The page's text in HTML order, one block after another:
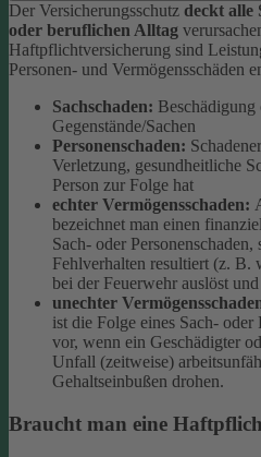
Der Versicherungsschutz deckt alle
oder beruflichen Alltag
Haftpflichtversicherung sind
Personen- und Vermögensschäden
Sachschaden:
Gegenstände/Sachen
Personenschaden:
Verletzung, gesundheitliche
Person zur Folge hat
echter Vermögensschaden:
bezeichnet man einen
Sach- oder
Fehlverhalten resultiert (z. B.
bei der Feuerwehr auslöst
unechter
ist die Folge eines Sach-
vor, wenn ein Geschädigter
Unfall (zeitweise)
Gehaltseinbußen drohen.
Braucht man eine